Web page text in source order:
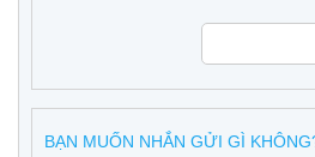
BẠN MUỐN NHẮN GỬI GÌ